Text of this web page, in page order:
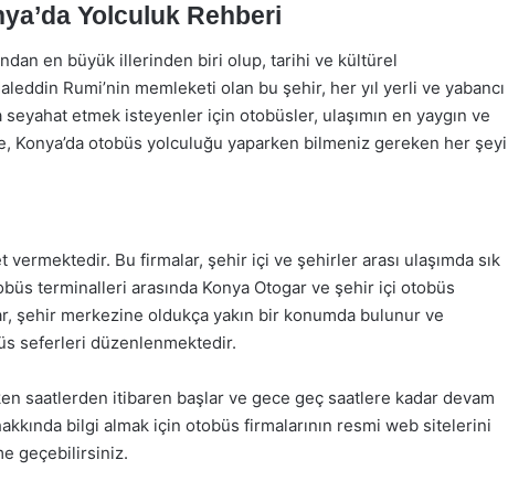
Yolculuk Rehberi
en büyük illerinden biri olup, tarihi ve kültürel
Rumi’nin memleketi olan bu şehir, her yıl yerli ve yabancı
seyahat etmek isteyenler için otobüsler, ulaşımın en yaygın ve
Konya’da otobüs yolculuğu yaparken bilmeniz gereken her şeyi
vermektedir. Bu firmalar, şehir içi ve şehirler arası ulaşımda sık
terminalleri arasında Konya Otogar ve şehir içi otobüs
şehir merkezine oldukça yakın bir konumda bulunur ve
seferleri düzenlenmektedir.
saatlerden itibaren başlar ve gece geç saatlere kadar devam
bilgi almak için otobüs firmalarının resmi web sitelerini
geçebilirsiniz.